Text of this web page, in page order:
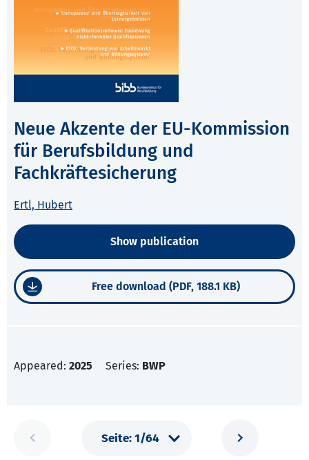
Neue Akzente der EU-Kommission
für Berufsbildung und
Fachkräftesicherung
Ertl, Hubert
Show publication
Free download (PDF, 188.1 KB)
Appeared: 2025 Series: BWP